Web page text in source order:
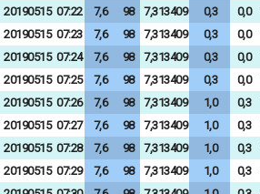
20190515 07:22 7,6 98 7,313409 0,3 0,0
20190515 07:23 7,6 98 7,313409 0,3 0,0
20190515 07:24 7,6 98 7,313409 0,3 0,0
20190515 07:25 7,6 98 7,313409 0,3 0,0
20190515 07:26 7,6 98 7,313409 1,0 0,3
20190515 07:27 7,6 98 7,313409 1,0 0,3
20190515 07:28 7,6 98 7,313409 1,0 0,3
20190515 07:29 7,6 98 7,313409 1,0 0,3